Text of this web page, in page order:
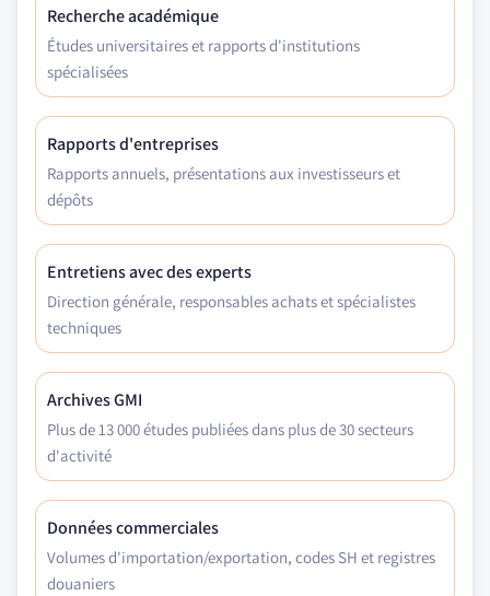
Recherche académique
Études universitaires et rapports d'institutions
spécialisées
Rapports d'entreprises
Rapports annuels, présentations aux investisseurs et
dépôts
Entretiens avec des experts
Direction générale, responsables achats et spécialistes
techniques
Archives GMI
Plus de 13 000 études publiées dans plus de 30 secteurs
d'activité
Données commerciales
Volumes d'importation/exportation, codes SH et registres
douaniers